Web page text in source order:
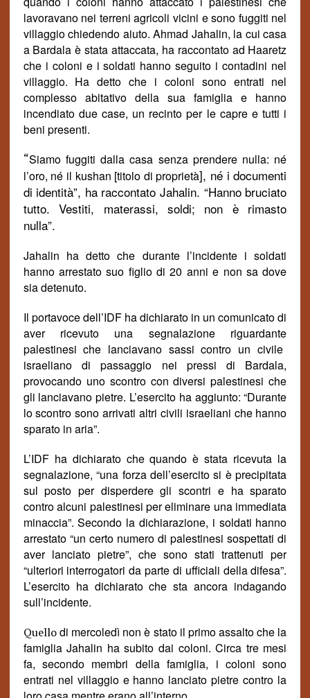
lavoravano nei terreni agricoli vicini e sono fuggiti nel
villaggio chiedendo aiuto. Ahmad Jahalin, la cui casa
a Bardala è stata attaccata, ha raccontato ad Haaretz
che i coloni e i soldati hanno seguito i contadini nel
villaggio. Ha detto che i coloni sono entrati nel
complesso abitativodella sua famiglia e hanno
incendiato due case, un recinto per le capre e tutti i
beni presenti.
“Siamo fuggiti dalla casa senza prendere nulla: né
l’oro, né il kushan [titolo di proprietà], né i documenti
di identità”, ha raccontato Jahalin. “Hanno bruciato
tutto. Vestiti, materassi, soldi; non è rimasto
nulla”.
Jahalin ha detto che durante l’incidentei soldati
hanno arrestato suo figlio di 20 anni e non sa dove
sia detenuto.
Il portavoce dell’IDF ha dichiarato in un comunicato di
aver ricevuto una segnalazione riguardante
palestinesi che lanciavano sassi contro un civile
israeliano di passaggio nei pressi di
Bardala,
provocando unoscontro con diversi palestinesi che
gli lanciavano pietre. L’esercito ha aggiunto: “Durante
lo scontro sono arrivati altri civili israeliani che hanno
sparato in aria”.
L’IDF ha dichiarato che quando è stata ricevuta la
segnalazione, “una forza dell’esercitosi è precipitata
sul posto per disperdere gli scontri e ha sparato
contro alcuni palestinesi per eliminare una immediata
minaccia”. Secondo la dichiarazione, i soldati hanno
arrestato “un certo numero di palestinesi sospettati di
aver lanciato pietre”, che sono stati trattenuti per
“ulteriori interrogatori da parte di ufficiali della difesa”.
L’esercito ha dichiarato che sta ancora indagando
sull’incidente.
Quello di mercoledì non è stato il primoassaltoche la
famiglia Jahalin ha subito dai coloni. Circa tre mesi
fa, secondo membri della famiglia, i coloni sono
entrati nel villaggio e hanno lanciato pietre contro la